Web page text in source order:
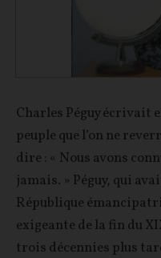
Charles Péguy écrivait
peuple que l’on ne
dire : « Nous avons
jamais. » Péguy, qui
République
exigeante de la fin du
trois décennies plus